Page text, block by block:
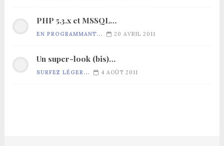
PHP 5.3.x et MSSQL…
EN PROGRAMMANT... 20 AVRIL 2011
Un super-look (bis)…
SURFEZ LÉGER... 4 AOÛT 2011